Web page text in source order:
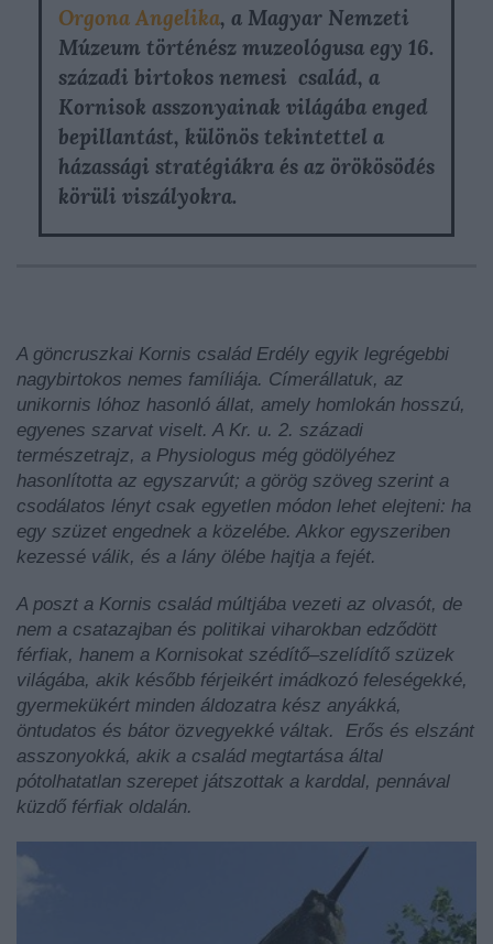
Orgona Angelika, a Magyar Nemzeti
Múzeum történész muzeológusa egy 16.
századi birtokos nemesi család, a
Kornisok asszonyainak világába enged
bepillantást, különös tekintettel a
házassági stratégiákra és az örökösödés
körüli viszályokra.
A göncruszkai Kornis család Erdély egyik legrégebbi
nagybirtokos nemes famíliája. Címerállatuk, az
unikornis lóhoz hasonló állat, amely homlokán hosszú,
egyenes szarvat viselt. A Kr. u. 2. századi
természetrajz, a Physiologus még gödölyéhez
hasonlította az egyszarvút; a görög szöveg szerint a
csodálatos lényt csak egyetlen módon lehet elejteni: ha
egy szüzet engednek a közelébe. Akkor egyszeriben
kezessé válik, és a lány ölébe hajtja a fejét.
A poszt a Kornis család múltjába vezeti az olvasót, de
nem a csatazajban és politikai viharokban edződött
férfiak, hanem a Kornisokat szédítő–szelídítő szüzek
világába, akik később férjeikért imádkozó feleségekké,
gyermekükért minden áldozatra kész anyákká,
öntudatos és bátor özvegyekké váltak. Erős és elszánt
asszonyokká, akik a család megtartása által
pótolhatatlan szerepet játszottak a karddal, pennával
küzdő férfiak oldalán.